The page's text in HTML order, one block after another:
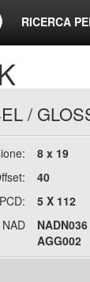
RICERCA
/
8 x 19
40
PCD:
5 X 112
NAD
AGG002